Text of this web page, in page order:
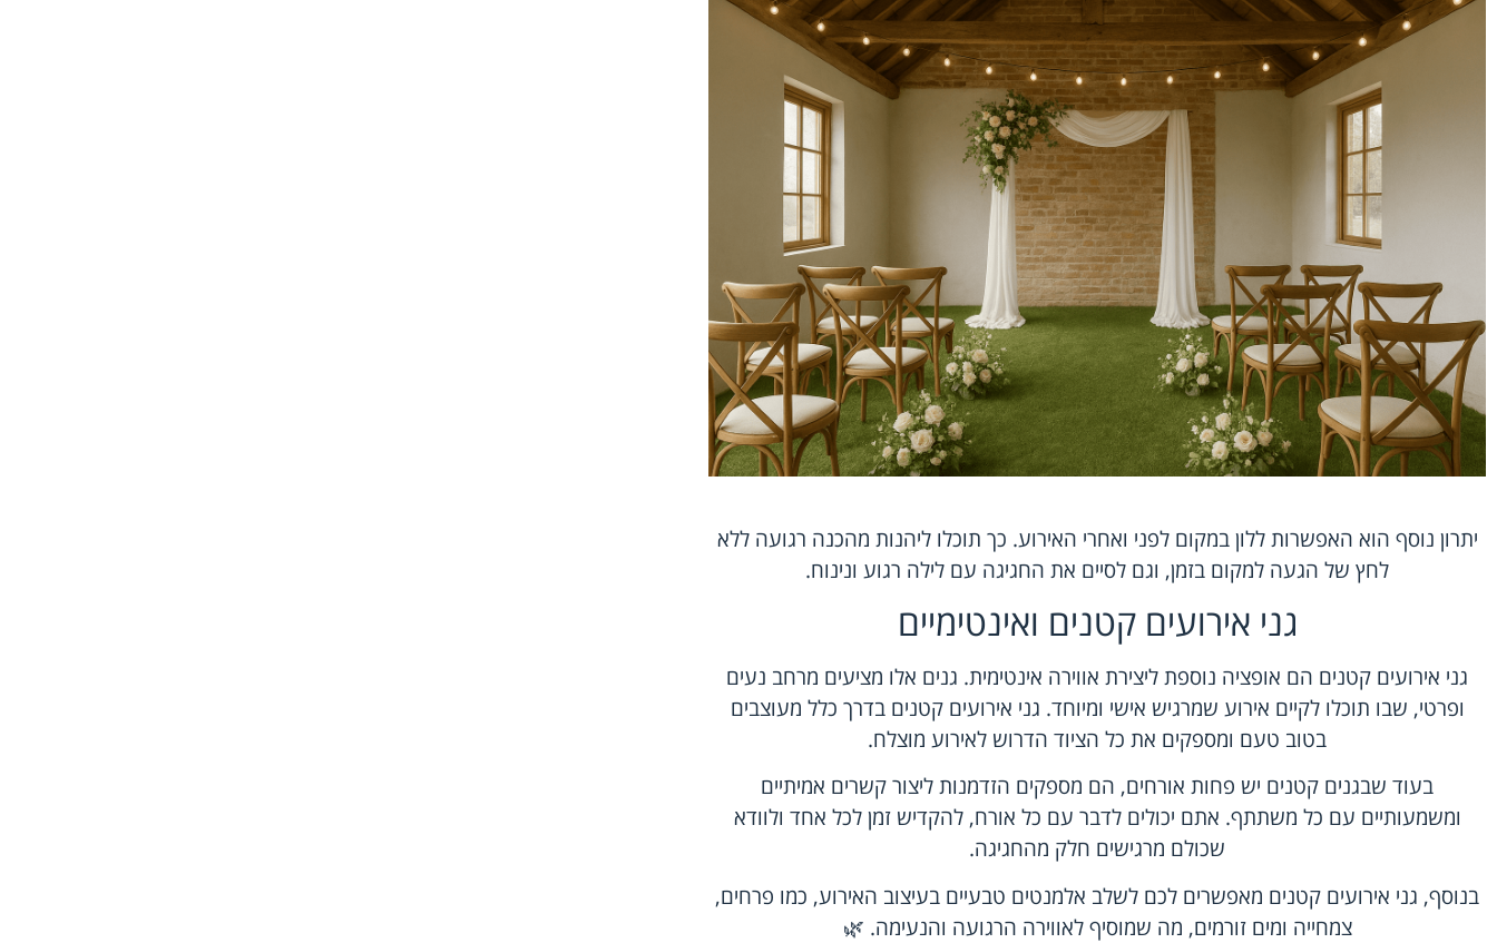
יתרון נוסף הוא האפשרות ללון במקום לפני ואחרי האירוע. כך תוכלו ליהנות מהכנה רגועה ללא
לחץ של הגעה למקום בזמן, וגם לסיים את החגיגה עם לילה רגוע ונינוח.
גני אירועים קטנים ואינטימיים
גני אירועים קטנים הם אופציה נוספת ליצירת אווירה אינטימית. גנים אלו מציעים מרחב נעים
ופרטי, שבו תוכלו לקיים אירוע שמרגיש אישי ומיוחד. גני אירועים קטנים בדרך כלל מעוצבים
בטוב טעם ומספקים את כל הציוד הדרוש לאירוע מוצלח.
בעוד שבגנים קטנים יש פחות אורחים, הם מספקים הזדמנות ליצור קשרים אמיתיים
ומשמעותיים עם כל משתתף. אתם יכולים לדבר עם כל אורח, להקדיש זמן לכל אחד ולוודא
שכולם מרגישים חלק מהחגיגה.
בנוסף, גני אירועים קטנים מאפשרים לכם לשלב אלמנטים טבעיים בעיצוב האירוע, כמו פרחים,
צמחייה ומים זורמים, מה שמוסיף לאווירה הרגועה והנעימה. 🌿